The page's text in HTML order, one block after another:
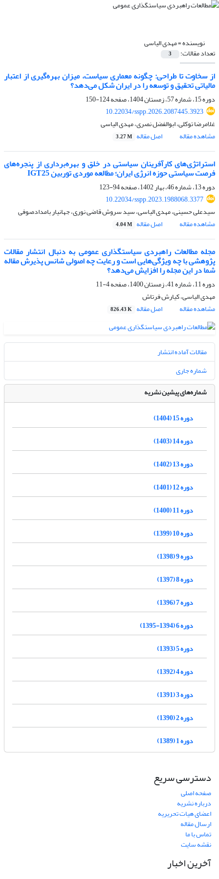
نویسنده =مهدی الیاسی
تعداد مقالات: 3
از سخاوت تا طراحی: چگونه معماری سیاست، میزان بهره‌گیری از اعتبار
مالیاتی تحقیق و توسعه را در ایران شکل می‌دهد؟
دوره 15، شماره 57، زمستان 1404، صفحه
124-150
10.22034/sspp.2026.2087445.3923
غلامرضا توکلی، ابوالفضل نصری، مهدی الیاسی
مشاهده مقاله
اصل مقاله 3.27 M
استراتژی‌های کارآفرینان سیاستی در خلق و بهره‌برداری از پنجره‌های
فرصت سیاستی حوزه انرژی ایران؛ مطالعه موردی توربین IGT25
دوره 13، شماره 46، بهار 1402، صفحه
94-123
10.22034/sspp.2023.1988068.3377
سیدعلی حسینی، مهدی الیاسی، سید سروش قاضی نوری، جهانیار بامدادصوفی
مشاهده مقاله
اصل مقاله 4.04 M
مجله مطالعات راهبردی سیاستگذاری عمومی به دنبال انتشار مقالات
پژوهشی با چه ویژگی‌هایی است و رعایت چه اصولی شانس پذیرش مقاله
شما در این مجله را افزایش می‌دهد؟
دوره 11، شماره 41، زمستان 1400، صفحه
4-11
مهدی الیاسی، کیارش فرتاش
مشاهده مقاله
اصل مقاله 826.43 K
مقالات آماده انتشار
شماره جاری
شماره‌های پیشین نشریه
دوره 15 (1404)
دوره 14 (1403)
دوره 13 (1402)
دوره 12 (1401)
دوره 11 (1400)
دوره 10 (1399)
دوره 9 (1398)
دوره 8 (1397)
دوره 7 (1396)
دوره 6 (1394-1395)
دوره 5 (1393)
دوره 4 (1392)
دوره 3 (1391)
دوره 2 (1390)
دوره 1 (1389)
دسترسی سریع
صفحه اصلی
درباره نشریه
اعضای هیات تحریریه
ارسال مقاله
تماس با ما
نقشه سایت
آخرین اخبار